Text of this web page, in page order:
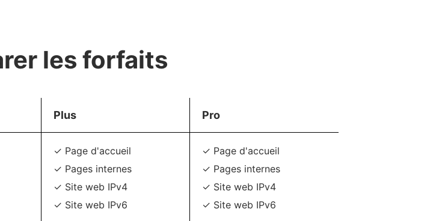
les forfaits
Plus Pro
✓ Page d'accueil
✓ Pages internes
✓ Site web IPv4
✓ Site web IPv6
✓ Page d'accueil
✓ Pages internes
✓ Site web IPv4
✓ Site web IPv6